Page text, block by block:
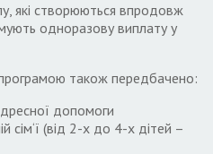
, які створюються впродовж
одноразову виплату у
також передбачено:
допомоги
сім‘ї (від 2-х до 4-х дітей –